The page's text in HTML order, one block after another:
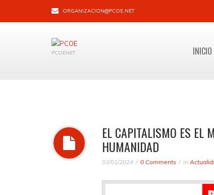
ORGANIZACION@PCOE.NET
PCOENET INICIO
EL CAPITALISMO ES EL
HUMANIDAD
03/01/2024 0 Comments in